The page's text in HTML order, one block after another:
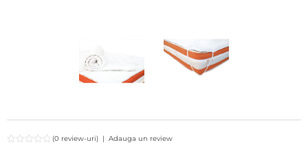
(0 review-uri) | Adauga un review